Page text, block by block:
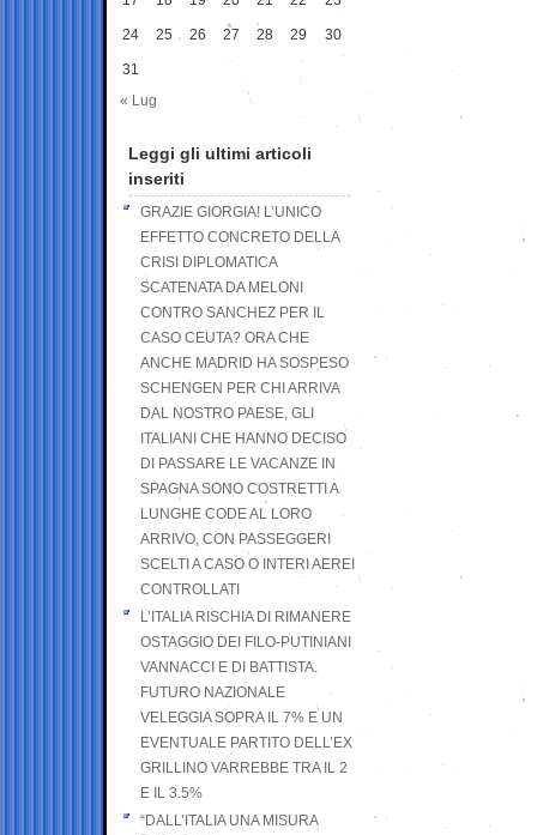
24 25 26 27 28 29 30
31
« Lug
Leggi gli ultimi articoli
inseriti
GRAZIE GIORGIA! L’UNICO
EFFETTO CONCRETO DELLA
CRISI DIPLOMATICA
SCATENATA DA MELONI
CONTRO SANCHEZ PER IL
CASO CEUTA? ORA CHE
ANCHE MADRID HA SOSPESO
SCHENGEN PER CHI ARRIVA
DAL NOSTRO PAESE, GLI
ITALIANI CHE HANNO DECISO
DI PASSARE LE VACANZE IN
SPAGNA SONO COSTRETTI A
LUNGHE CODE AL LORO
ARRIVO, CON PASSEGGERI
SCELTI A CASO O INTERI AEREI
CONTROLLATI
L’ITALIA RISCHIA DI RIMANERE
OSTAGGIO DEI FILO-PUTINIANI
VANNACCI E DI BATTISTA.
FUTURO NAZIONALE
VELEGGIA SOPRA IL 7% E UN
EVENTUALE PARTITO DELL’EX
GRILLINO VARREBBE TRA IL 2
E IL 3.5%
“DALL’ITALIA UNA MISURA